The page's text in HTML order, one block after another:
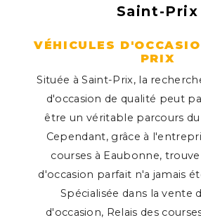
Saint-Prix
VÉHICULES
PRIX
Située à Saint-Prix, la
d'occasion de qualité peut
être un véritable parcours
Cependant, grâce à
courses à Eaubonne,
d'occasion parfait n'a jamais
Spécialisée dans la vente
d'occasion, Relais des